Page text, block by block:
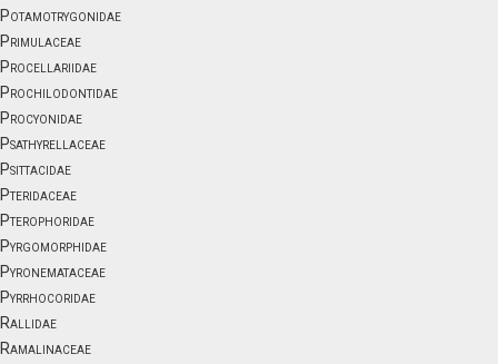
Potamotrygonidae
Primulaceae
Procellariidae
Prochilodontidae
Procyonidae
Psathyrellaceae
Psittacidae
Pteridaceae
Pterophoridae
Pyrgomorphidae
Pyronemataceae
Pyrrhocoridae
Rallidae
Ramalinaceae